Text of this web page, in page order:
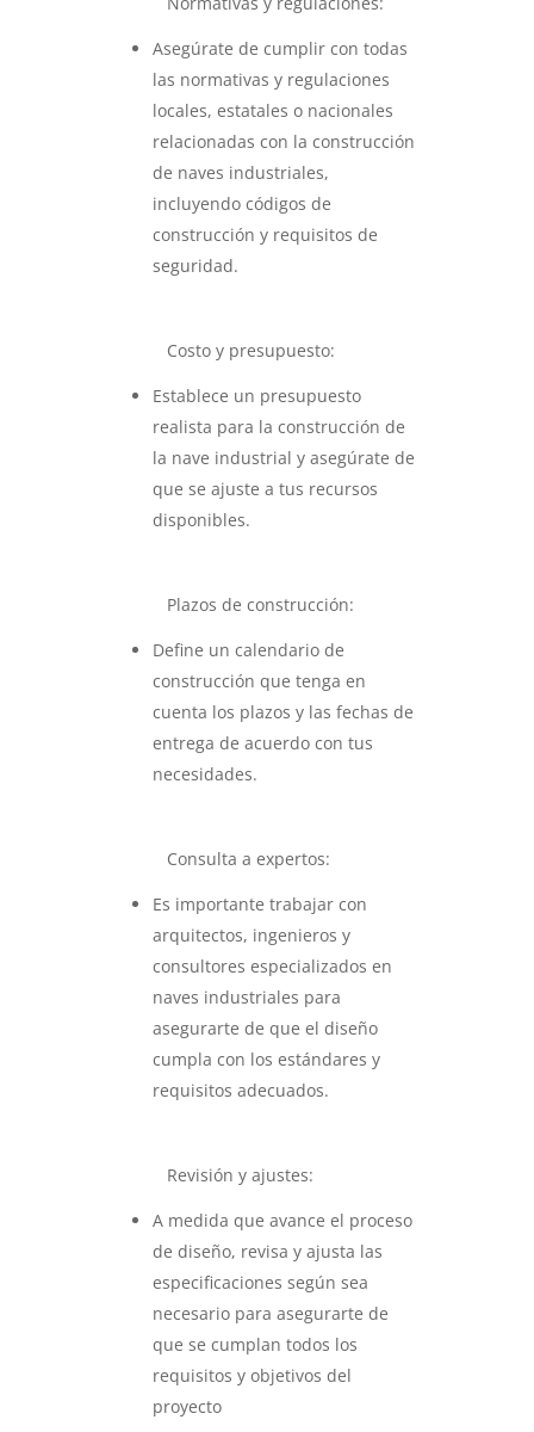
Asegúrate de cumplir con todas
las normativas y regulaciones
locales, estatales o nacionales
relacionadas con la construcción
de naves industriales,
incluyendo códigos de
construcción y requisitos de
seguridad.
Costo y presupuesto:
Establece un presupuesto
realista para la construcción de
la nave industrial y asegúrate de
que se ajuste a tus recursos
disponibles.
Plazos de construcción:
Define un calendario de
construcción que tenga en
cuenta los plazos y las fechas de
entrega de acuerdo con tus
necesidades.
Consulta a expertos:
Es importante trabajar con
arquitectos, ingenieros y
consultores especializados en
naves industriales para
asegurarte de que el diseño
cumpla con los estándares y
requisitos adecuados.
Revisión y ajustes:
A medida que avance el proceso
de diseño, revisa y ajusta las
especificaciones según sea
necesario para asegurarte de
que se cumplan todos los
requisitos y objetivos del
proyecto